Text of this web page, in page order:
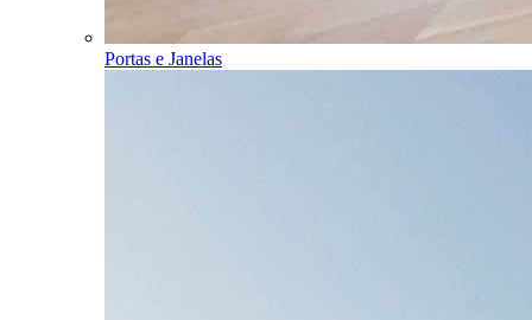
Portas e Janelas